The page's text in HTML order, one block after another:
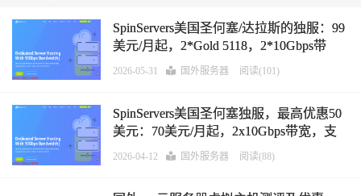
SpinServers美国圣何塞/达拉斯的独服：99
美元/月起，2*Gold 5118，2*10Gbps带
宽，支持支付宝/微信支付/Paypal
2026-05-31 国外服务器 阅读(101)
SpinServers美国圣何塞独服，最高优惠50
美元：70美元/月起，2x10Gbps带宽，支
持支付宝/微信支付/Paypal
2026-04-12 国外服务器 阅读(88)